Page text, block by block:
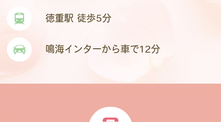
徳重駅 徒歩5分
鳴海インターから車で12分